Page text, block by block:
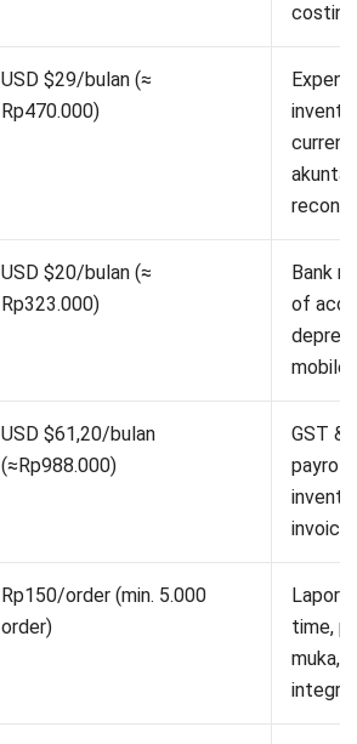
USD $29/bulan (≈
Rp470.000)
USD $20/bulan (≈
Rp323.000)
Bank
of
mobile
USD $61,20/bulan
(≈Rp988.000)
GST &
payroll
Rp150/order (min. 5.000
order)
time,
muka,